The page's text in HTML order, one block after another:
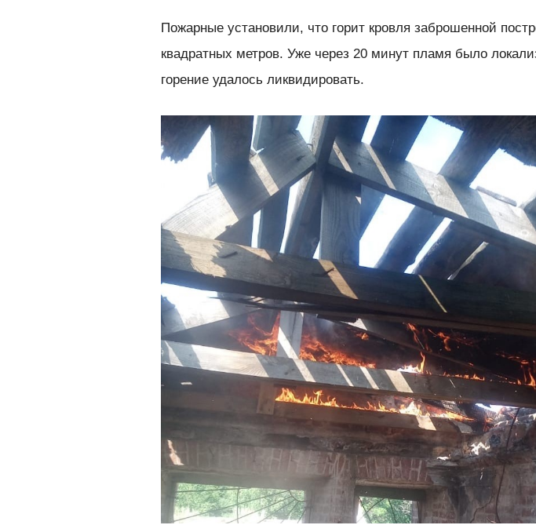
Пожарные установили, что горит кровля заброшенной
квадратных метров. Уже через 20 минут пламя было
горение удалось ликвидировать.